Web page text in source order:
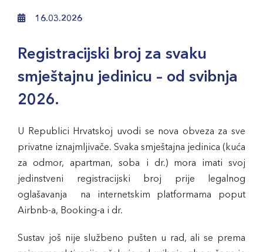
16.03.2026
Registracijski broj za svaku
smještajnu jedinicu – od svibnja
2026.
U Republici Hrvatskoj uvodi se nova obveza za sve
privatne iznajmljivače. Svaka smještajna jedinica (kuća
za odmor, apartman, soba i dr.) mora imati svoj
jedinstveni registracijski broj prije legalnog
oglašavanja na internetskim platformama poput
Airbnb-a, Booking-a i dr.
Sustav još nije službeno pušten u rad, ali se prema